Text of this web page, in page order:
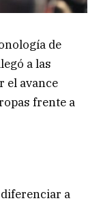
de
a las
el avance
frente a
a